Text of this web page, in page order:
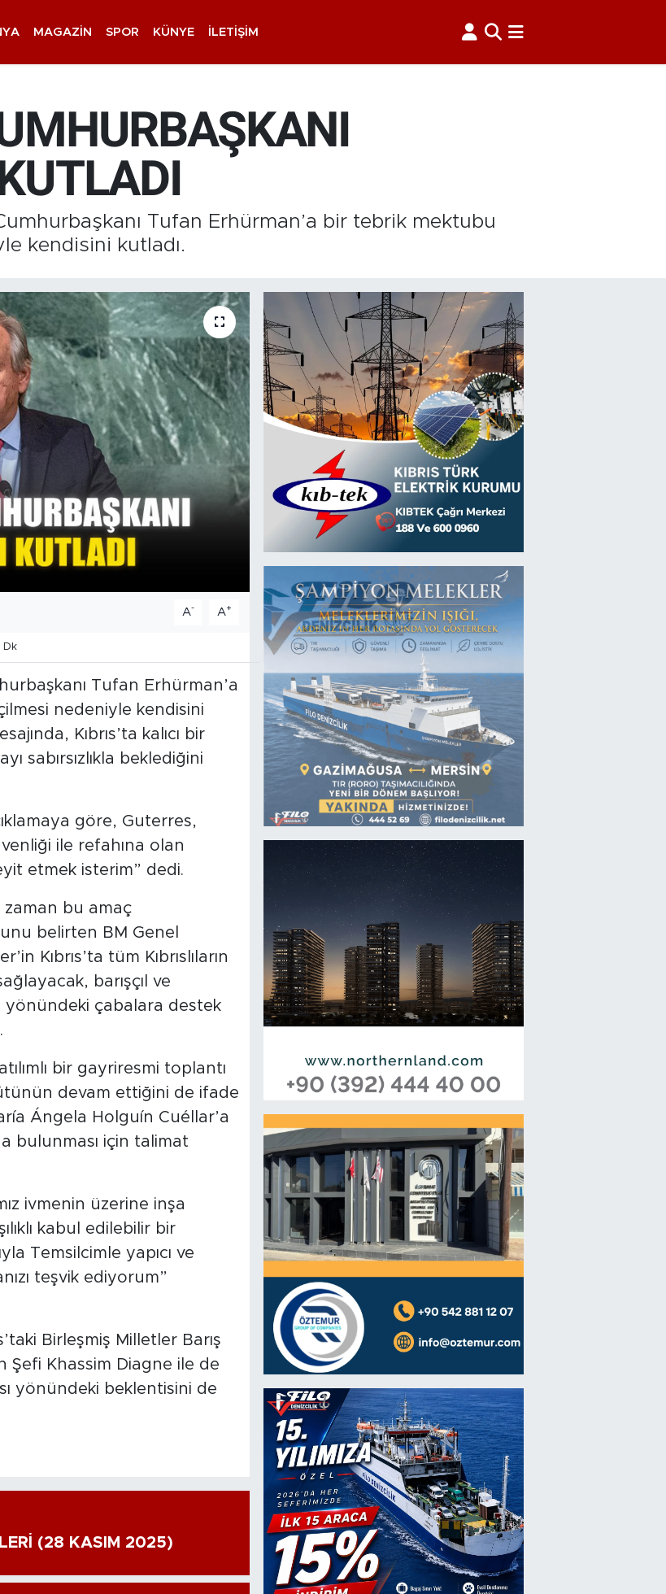
MAGAZIN SPOR KÜNYE İLETIŞIM
Tufan Erhürman’a bir tebrik mektubu
kendisini kutladı.
A- A+
Dk
Tufan Erhürman’a
nedeniyle kendisini
Kıbrıs’ta kalıcı bir
sabırsızlıkla beklediğini
göre, Guterres,
ile refahına olan
etmek isterim” dedi.
bu amaç
belirten BM Genel
Kıbrıs’ta tüm Kıbrıslıların
barışçıl ve
yönündeki çabalara destek
bir gayriresmi toplantı
devam ettiğini de ifade
Ángela Holguín Cuéllar’a
bulunması için talimat
ivmenin üzerine inşa
kabul edilebilir bir
Temsilcimle yapıcı ve
teşvik ediyorum”
Birleşmiş Milletler Barış
Şefi Khassim Diagne ile de
yönündeki beklentisini de
(28 KASIM 2025)